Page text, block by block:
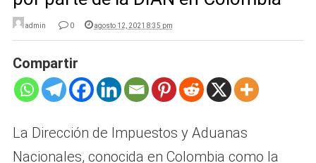
admin 0 agosto 12, 2021 8:35 pm
Compartir
La Dirección de Impuestos y Aduanas
Nacionales, conocida en Colombia como la